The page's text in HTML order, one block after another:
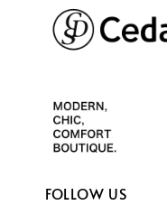
FOLLOW US